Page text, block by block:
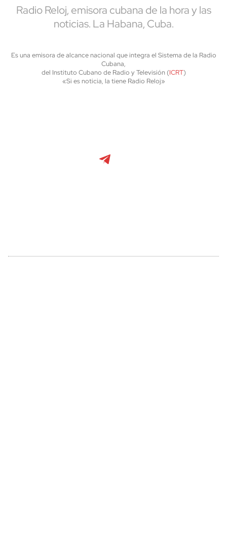
Radio Reloj, emisora cubana de la hora y las
noticias. La Habana, Cuba.
Es una emisora de alcance nacional que integra el Sistema de la Radio
Cubana,
del Instituto Cubano de Radio y Televisión (ICRT)
«Si es noticia, la tiene Radio Reloj»